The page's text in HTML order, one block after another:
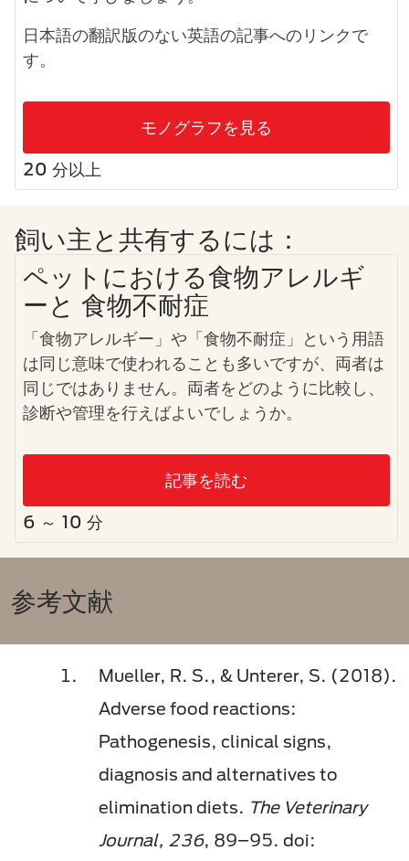
日本語の翻訳版のない英語の記事へのリンクで
す。
モノグラフを見る
20 分以上
飼い主と共有するには：
ペットにおける食物アレルギ
ーと 食物不耐症
「食物アレルギー」や「食物不耐症」という用語
は同じ意味で使われることも多いですが、両者は
同じではありません。両者をどのように比較し、
診断や管理を行えばよいでしょうか。
記事を読む
6 ～ 10 分
参考文献
Mueller, R. S., & Unterer, S. (2018).
Adverse food reactions:
Pathogenesis, clinical signs,
diagnosis and alternatives to
elimination diets. The Veterinary
Journal, 236, 89–95. doi: